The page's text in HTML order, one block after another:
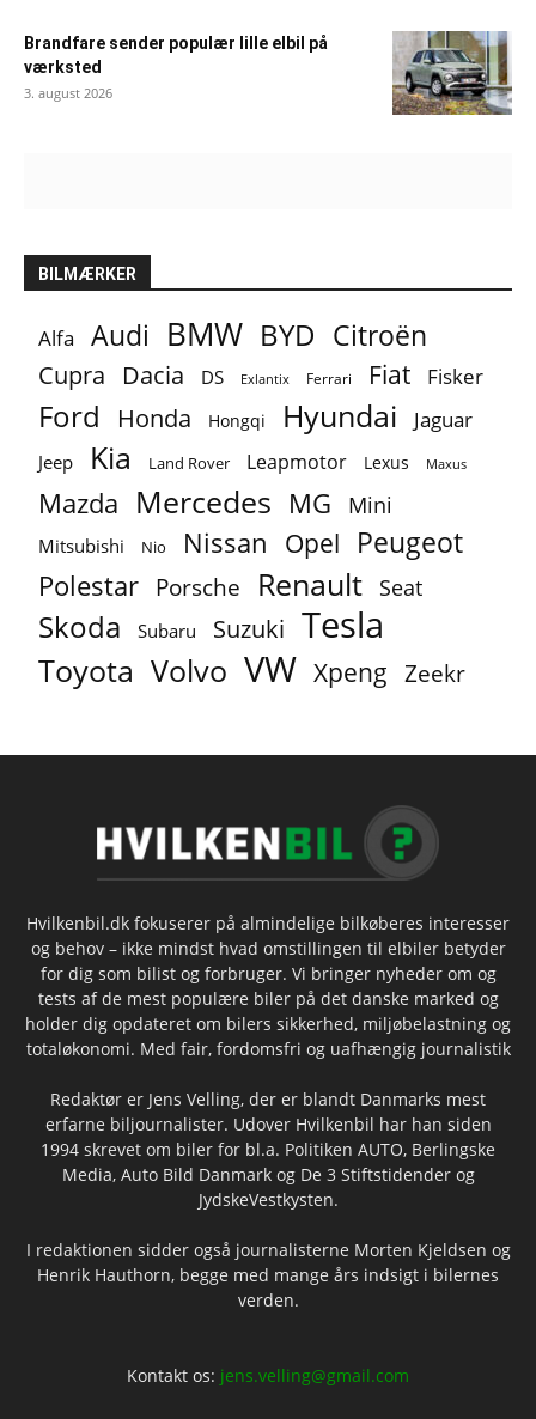
Brandfare sender populær lille elbil på
værksted
3. august 2026
BILMÆRKER
Alfa Audi BMW BYD Citroën
Cupra Dacia DS Exlantix Ferrari Fiat Fisker
Ford Honda Hongqi Hyundai Jaguar
Jeep Kia Land Rover Leapmotor Lexus Maxus
Mazda Mercedes MG Mini
Mitsubishi Nio Nissan Opel Peugeot
Polestar Porsche Renault Seat
Skoda Subaru Suzuki Tesla
Toyota Volvo VW Xpeng Zeekr
Hvilkenbil.dk fokuserer på almindelige bilkøberes interesser
og behov – ikke mindst hvad omstillingen til elbiler betyder
for dig som bilist og forbruger. Vi bringer nyheder om og
tests af de mest populære biler på det danske marked og
holder dig opdateret om bilers sikkerhed, miljøbelastning og
totaløkonomi. Med fair, fordomsfri og uafhængig journalistik
Redaktør er Jens Velling, der er blandt Danmarks mest
erfarne biljournalister. Udover Hvilkenbil har han siden
1994 skrevet om biler for bl.a. Politiken AUTO, Berlingske
Media, Auto Bild Danmark og De 3 Stiftstidender og
JydskeVestkysten.
I redaktionen sidder også journalisterne Morten Kjeldsen og
Henrik Hauthorn, begge med mange års indsigt i bilernes
verden.
Kontakt os: jens.velling@gmail.com